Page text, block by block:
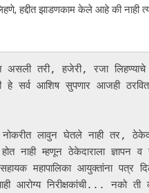
हद्दीत झाडणकाम केले आहे की नाही
असली तरी, हजेरी, रजा
सर्व आशिष सुपणार आजही
नोकरीत लावुन घेतले नाही तर,
नाही म्हणून ठेकेदाराला ज्ञापन व
महापालिका आयुक्तांना पत्र
आरोग्य निरीक्षकांची...